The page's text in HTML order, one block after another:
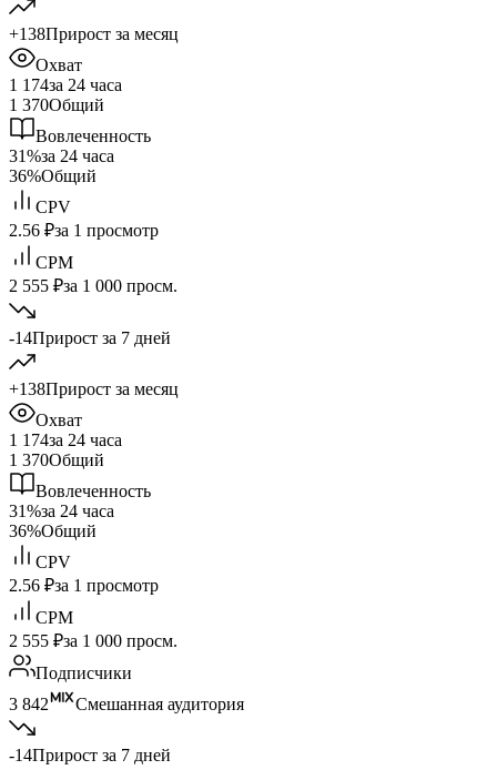
+138Прирост за месяц
Охват
1 174за 24 часа
1 370Общий
Вовлеченность
31%за 24 часа
36%Общий
CPV
2.56 ₽за 1 просмотр
CPM
2 555 ₽за 1 000 просм.
-14Прирост за 7 дней
+138Прирост за месяц
Охват
1 174за 24 часа
1 370Общий
Вовлеченность
31%за 24 часа
36%Общий
CPV
2.56 ₽за 1 просмотр
CPM
2 555 ₽за 1 000 просм.
Подписчики
3 842
Смешанная аудитория
-14Прирост за 7 дней